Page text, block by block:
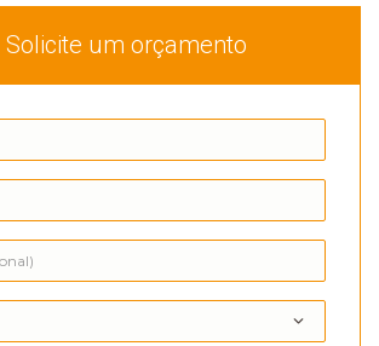
Solicite um orçamento